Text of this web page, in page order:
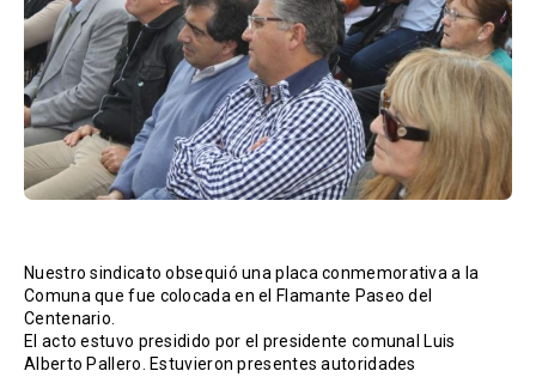
Nuestro sindicato obsequió una placa conmemorativa a la
Comuna que fue colocada en el Flamante Paseo del
Centenario.
El acto estuvo presidido por el presidente comunal Luis
Alberto Pallero. Estuvieron presentes autoridades